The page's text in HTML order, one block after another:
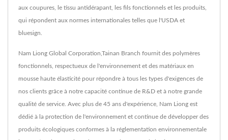
aux coupures, le tissu antidérapant, les fils fonctionnels et les produits,
qui répondent aux normes internationales telles que l'USDA et
bluesign.
Nam Liong Global Corporation,Tainan Branch fournit des polymères
fonctionnels, respectueux de l'environnement et des matériaux en
mousse haute élasticité pour répondre à tous les types d'exigences de
nos clients grâce à notre capacité continue de R&D et à notre grande
qualité de service. Avec plus de 45 ans d'expérience, Nam Liong est
dédié à la protection de l'environnement et continue de développer des
produits écologiques conformes à la réglementation environnementale